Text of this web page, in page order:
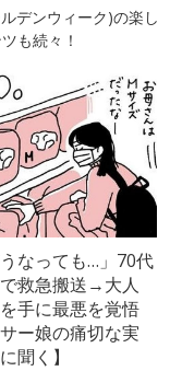
デンウィーク)の楽し
も続々！
うなっても…」70代
救急搬送→大人
手に最悪を覚悟
ー娘の痛切な実
聞く】